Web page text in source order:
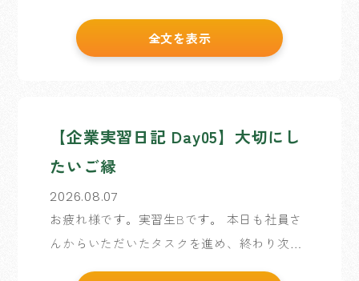
えします。 色彩錯視を簡単にまとめると、脳
が色を勘違いする仕組みです。 目から入った
全文を表示
【企業実習日記 Day05】大切にし
たいご縁
2026.08.07
お疲れ様です。実習生Bです。 本日も社員さ
んからいただいたタスクを進め、終わり次第